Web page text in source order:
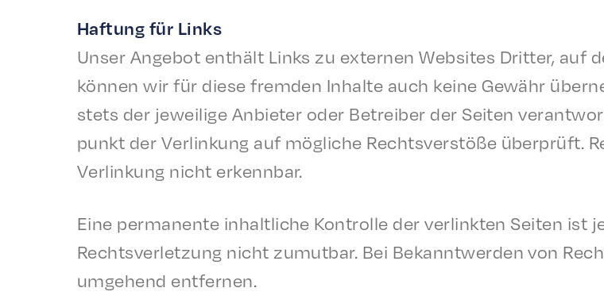
Haftung für Links
Unser Ange­bot enthält Links zu exter­nen Websites Drit­ter, auf
können wir für diese frem­den Inhalte auch keine Gewähr
stets der jeweilige Anbi­eter oder Betreiber der Seit­en
punkt der Verlinkung auf mögliche Rechtsver­stöße über­prüft.
Verlinkung nicht erkennbar.
Eine perma­nente inhaltliche Kontrolle der verlink­ten Seit­en ist
Rechtsver­let­zung nicht zumut­bar. Bei Bekan­ntwer­den von
umge­hend entfernen.